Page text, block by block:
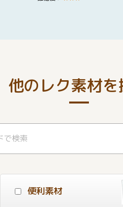
他のレク素材を
便利素材